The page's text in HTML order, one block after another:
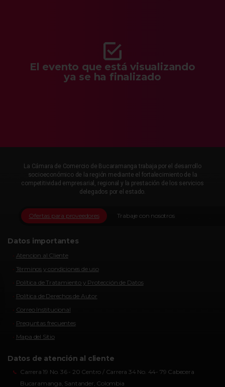
El evento que está visualizando
ya se ha finalizado
La Cámara de Comercio de Bucaramanga trabaja por el desarrollo
socioeconómico de la región mediante el fortalecimiento de la
competitividad empresarial, regional y la prestación de los servicios
delegados por el estado.
Trabaje con nosotros
Ofertas para proveedores
Datos importantes
Atencion al Cliente
Términos y condiciones de uso
Política de Tratamiento y Protección de Datos
Política de Derechos de Autor
Correo Institucional
Preguntas frecuentes
Mapa del Sitio
Datos de atención al cliente
Carrera 19 No. 36 - 20 Centro / Carrera 34 No. 44- 79 Cabecera
Bucaramanga, Santander, Colombia